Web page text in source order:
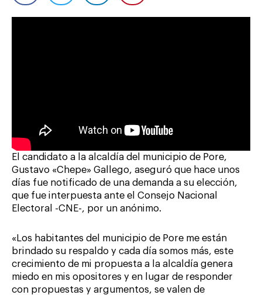
El candidato a la alcaldía del municipio de Pore,
Gustavo «Chepe» Gallego, aseguró que hace unos
días fue notificado de una demanda a su elección,
que fue interpuesta ante el Consejo Nacional
Electoral -CNE-, por un anónimo.
«Los habitantes del municipio de Pore me están
brindado su respaldo y cada día somos más, este
crecimiento de mi propuesta a la alcaldía genera
miedo en mis opositores y en lugar de responder
con propuestas y argumentos, se valen de